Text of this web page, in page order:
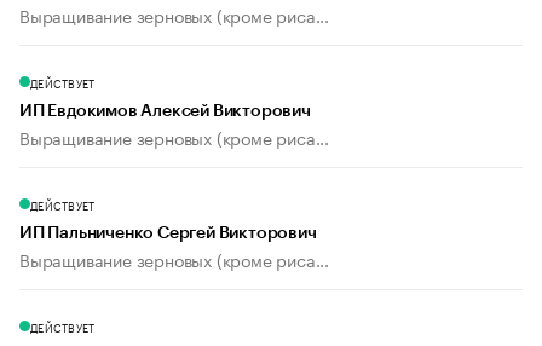
Выращивание зерновых (кроме риса...
ДЕЙСТВУЕТ
ИП Евдокимов Алексей Викторович
Выращивание зерновых (кроме риса...
ДЕЙСТВУЕТ
ИП Пальниченко Сергей Викторович
Выращивание зерновых (кроме риса...
ДЕЙСТВУЕТ